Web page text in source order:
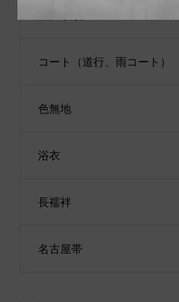
コート（道行、雨コート）
色無地
浴衣
長襦袢
名古屋帯